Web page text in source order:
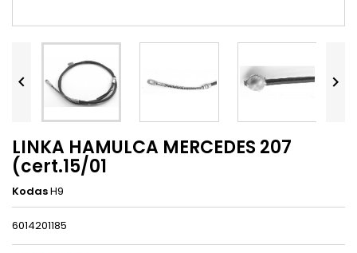
 
 
LINKA HAMULCA MERCEDES 207
(cert.15/01
KodasH9
6014201185